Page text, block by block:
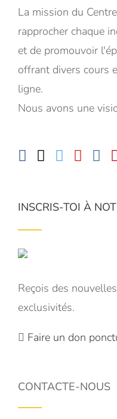
La mission du
rapprocher chaque
et de promouvoir
offrant divers cours
ligne.
Nous avons une
INSCRIS-TOI À
Reçois des
exclusivités.
Faire un don
CONTACTE-NOUS